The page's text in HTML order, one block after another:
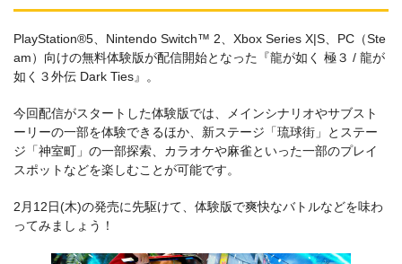
PlayStation®5、Nintendo Switch™ 2、Xbox Series X|S、PC（Ste
am）向けの無料体験版が配信開始となった『龍が如く 極３ / 龍が
如く３外伝 Dark Ties』。
今回配信がスタートした体験版では、メインシナリオやサブスト
ーリーの一部を体験できるほか、新ステージ「琉球街」とステー
ジ「神室町」の一部探索、カラオケや麻雀といった一部のプレイ
スポットなどを楽しむことが可能です。
2月12日(木)の発売に先駆けて、体験版で爽快なバトルなどを味わ
ってみましょう！